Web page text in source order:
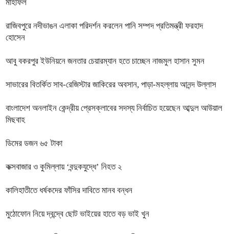
মাহফিল
রাজিবপুরে নদীভাঙন এলাকা পরিদর্শন করলেন পানি সম্পদ প্রতিমন্ত্রী ফরহাদ
হোসেন
আবু বকরপুর ইউনিয়নে জনতার চেয়ারম্যান হতে চাচ্ছেন নাজমুল হাসান সুমন
সাভারের বিতর্কিত সাব-রেজিস্টার জাকিরের অবসান, পাড়া-মহল্লায় আনন্দ উল্লাস
বাংলাদেশ অনলাইন কেন্দ্রীয় প্রেসক্লাবের সদস্য নির্বাচিত হয়েছেন আব্দুল আউয়াল
মিছবাহ
ডিমের ডজন ৬৫ টাকা
কক্সবাজার ও কুমিল্লায় ‘বন্দুকযুদ্ধে’ নিহত ২
কালিহাতীতে ধর্ষকদের ফাঁসির দাবিতে মানব বন্ধন
মুঠোফোন নিয়ে দ্বন্দ্বে ছোট ভাইয়ের হাতে বড় ভাই খুন